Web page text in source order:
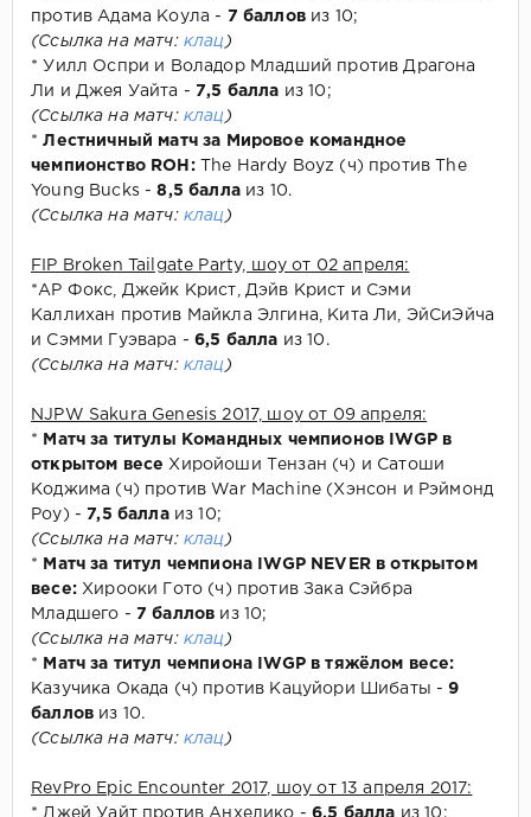
против Адама Коула - 7 балловиз 10;
(Ссылка на матч: клац)
* Уилл Оспри и Воладор Младший против Драгона
Ли и Джея Уайта - 7,5 балла из 10;
(Ссылка на матч: клац)
*Лестничный матч за Мировое командное
чемпионство ROH:The Hardy Boyz (ч) против The
Young Bucks -8,5 баллаиз 10.
(Ссылка на матч: клац)
FIP Broken Tailgate Party, шоу от 02 апреля:
*АР Фокс, Джейк Крист, Дэйв Крист и Сэми
Каллихан против Майкла Элгина, Кита Ли, ЭйСиЭйча
и Сэмми Гуэвара -6,5 балла из 10.
(Ссылка на матч: клац)
NJPW Sakura Genesis 2017, шоу от 09 апреля:
*
Матч за титулы Командных чемпионов IWGP в
открытом весе Хиройоши Тензан (ч) и Сатоши
Коджима (ч) против War Machine (Хэнсон и Рэймонд
Роу) - 7,5 баллаиз 10;
(Ссылка на матч: клац)
*
Матч за титул чемпиона IWGP NEVER в открытом
весе:Хирооки Гото (ч) против Зака Сэйбра
Младшего - 7 баллов из 10;
(Ссылка на матч: клац)
*
Матч за титул чемпиона IWGP в тяжёлом весе:
Казучика Окада (ч) против Кацуйори Шибаты -9
баллов из 10.
(Ссылка на матч: клац)
RevPro Epic Encounter 2017, шоу от 13 апреля 2017:
* Джей Уайт против Анхелико -6,5 балла из 10;